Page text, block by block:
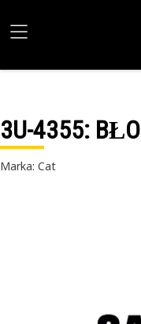
3U-4355:
Marka: Cat